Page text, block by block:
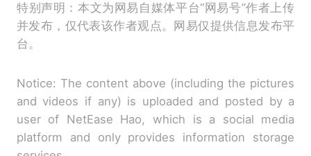
特别声明：本文为网易自媒体平台“网易号”作者上传
并发布，仅代表该作者观点。网易仅提供信息发布平
台。
Notice: The content above (including the pictures
and videos if any) is uploaded and posted by a
user of NetEase Hao, which is a social media
platform and only provides information storage